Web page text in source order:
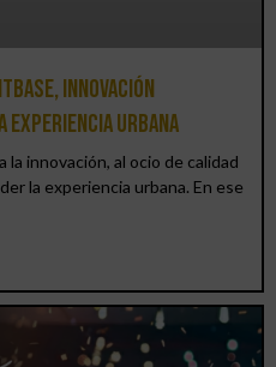
innovación
urbana
la innovación, al ocio de calidad
la experiencia urbana. En ese